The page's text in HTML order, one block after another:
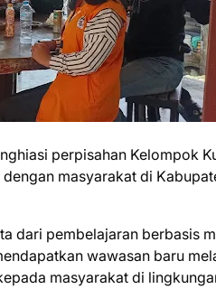
perpisahan Kelompok
masyarakat di
dari pembelajaran berbasis
wawasan baru
masyarakat di